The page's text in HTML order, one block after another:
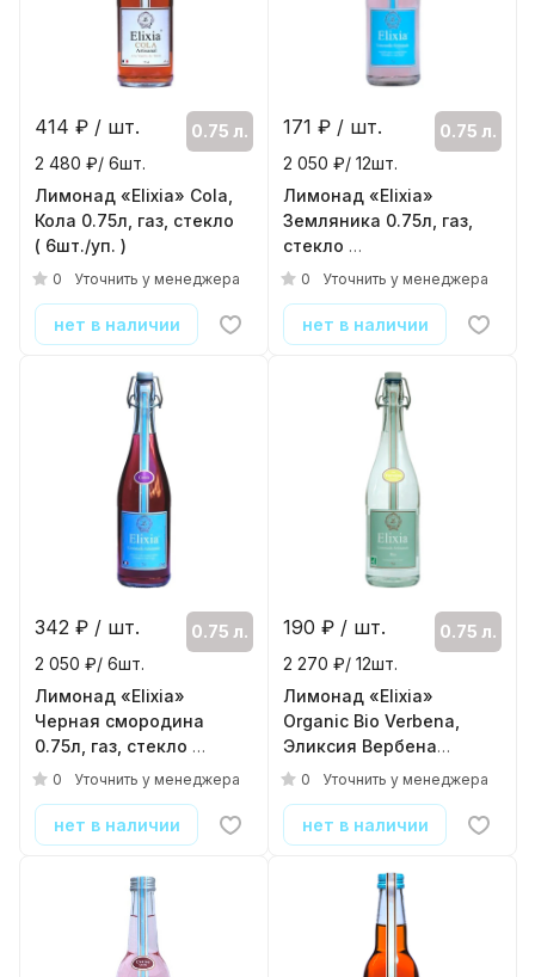
414 ₽ / шт.
0.75 л.
2 480 ₽/ 6шт.
Лимонад «Elixia» Cola,
Кола 0.75л, газ, стекло
( 6шт./уп. )
0 Уточнить у менеджера
нет в наличии
171 ₽ / шт.
0.75 л.
2 050 ₽/ 12шт.
Лимонад «Elixia»
Земляника 0.75л, газ,
стекло
( 12шт./уп. )
0 Уточнить у менеджера
нет в наличии
342 ₽ / шт.
0.75 л.
2 050 ₽/ 6шт.
Лимонад «Elixia»
Черная смородина
0.75л, газ, стекло
( 6шт./уп. )
0 Уточнить у менеджера
нет в наличии
190 ₽ / шт.
0.75 л.
2 270 ₽/ 12шт.
Лимонад «Elixia»
Organic Bio Verbena,
Эликсия Вербена
лимонная 0.75л, газ,
( 12шт./уп. )
0 Уточнить у менеджера
нет в наличии